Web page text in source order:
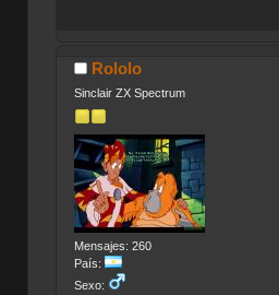
Rololo
Sinclair ZX Spectrum
Mensajes: 260
País:
Sexo: